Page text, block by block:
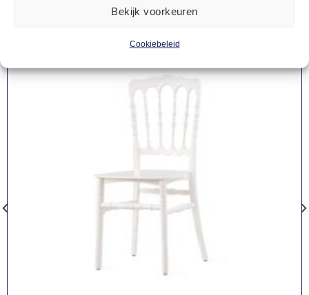
Bekijk voorkeuren
Cookiebeleid